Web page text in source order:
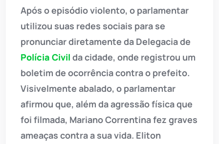
Após o episódio violento, o parlamentar
utilizou suas redes sociais para se
pronunciar diretamente da Delegacia de
Polícia Civil da cidade, onde registrou um
boletim de ocorrência contra o prefeito.
Visivelmente abalado, o parlamentar
afirmou que, além da agressão física que
foi filmada, Mariano Correntina fez graves
ameaças contra a sua vida. Eliton